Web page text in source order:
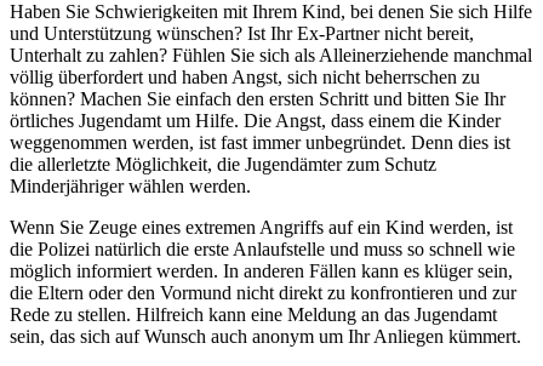
Haben Sie Schwierigkeiten mit Ihrem Kind, bei denen Sie sich Hilfe
und Unterstützung wünschen? Ist Ihr Ex-Partner nicht bereit,
Unterhalt zu zahlen? Fühlen Sie sich als Alleinerziehende manchmal
völlig überfordert und haben Angst, sich nicht beherrschen zu
können? Machen Sie einfach den ersten Schritt und bitten Sie Ihr
örtliches Jugendamt um Hilfe. Die Angst, dass einem die Kinder
weggenommen werden, ist fast immer unbegründet. Denn dies ist
die allerletzte Möglichkeit, die Jugendämter zum Schutz
Minderjähriger wählen werden.
Wenn Sie Zeuge eines extremen Angriffs auf ein Kind werden, ist
die Polizei natürlich die erste Anlaufstelle und muss so schnell wie
möglich informiert werden. In anderen Fällen kann es klüger sein,
die Eltern oder den Vormund nicht direkt zu konfrontieren und zur
Rede zu stellen. Hilfreich kann eine Meldung an das Jugendamt
sein, das sich auf Wunsch auch anonym um Ihr Anliegen kümmert.